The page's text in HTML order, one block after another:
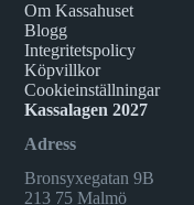
Om Kassahuset
Blogg
Integritetspolicy
Köpvillkor
Cookieinställningar
Kassalagen 2027
Adress
Bronsyxegatan 9B
213 75 Malmö